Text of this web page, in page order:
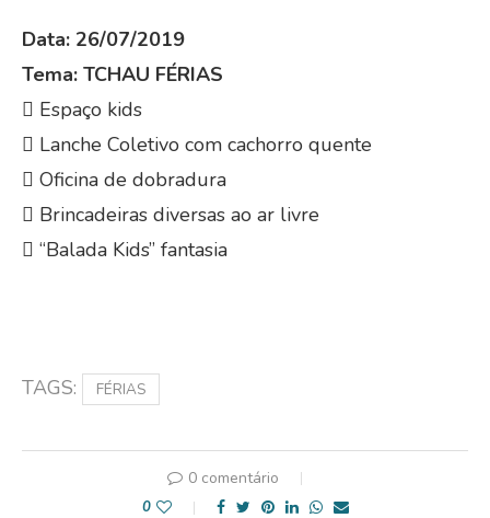
Data: 26/07/2019
Tema: TCHAU FÉRIAS
 Espaço kids
 Lanche Coletivo com cachorro quente
 Oficina de dobradura
 Brincadeiras diversas ao ar livre
 “Balada Kids” fantasia
FÉRIAS
0 comentário
0